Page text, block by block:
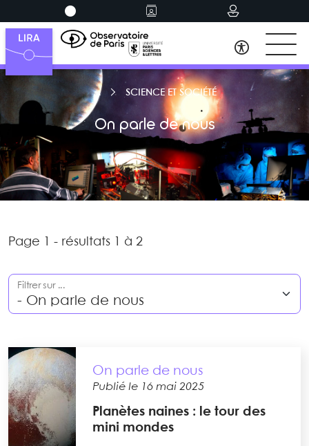
SCIENCE ET SOCIÉTÉ
On parle de nous
Page 1 - résultats 1 à 2
Filtrer sur ...
On parle de nous
Publié le 16 mai 2025
Planètes naines : le tour des
mini mondes